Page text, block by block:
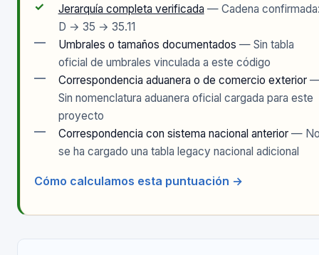
✓ Jerarquía completa verificada — Cadena
D → 35 → 35.11
— Umbrales o tamaños documentados — Sin tabla
oficial de umbrales vinculada a este código
— Correspondencia aduanera o de comercio exterior
Sin nomenclatura aduanera oficial cargada para este
proyecto
— Correspondencia con sistema nacional anterior —
se ha cargado una tabla legacy nacional adicional
Cómo calculamos esta puntuación →